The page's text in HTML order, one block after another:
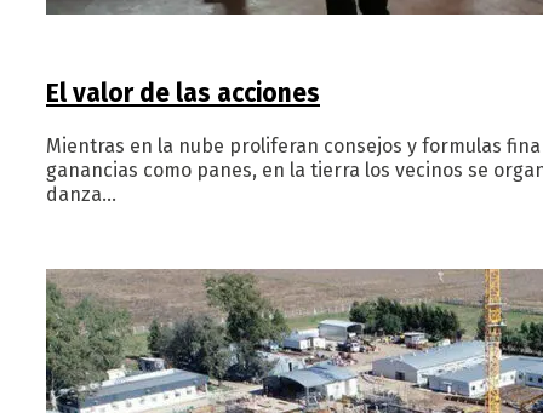
El valor de las acciones
Mientras en la nube proliferan consejos y formulas
ganancias como panes, en la tierra los vecinos se
danza…